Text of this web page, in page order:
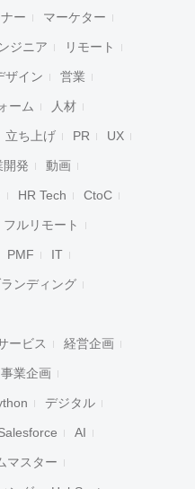
ー マーケター
ジニア リモート
ザイン 営業
ーム 人材
立ち上げ PR UX
開発 動画
HR Tech CtoC
フルリモート
PMF IT
ンディング
ービス 経営企画
事業企画
デジタル
AI
マスター